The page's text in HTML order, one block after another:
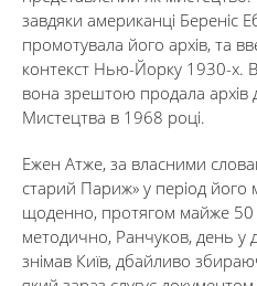
завдяки американці Береніс
промотувала його архів, та
контекст Нью-Йорку 1930-х.
вона зрештою продала архів
Мистецтва в 1968 році.
Ежен Атже, за власними
старий Париж» у період його
щоденно, протягом майже 50
методично, Ранчуков, день у
знімав Київ, дбайливо